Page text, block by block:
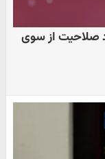
صلاحیت از سوی